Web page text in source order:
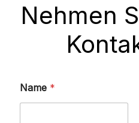
Nehmen
Name *